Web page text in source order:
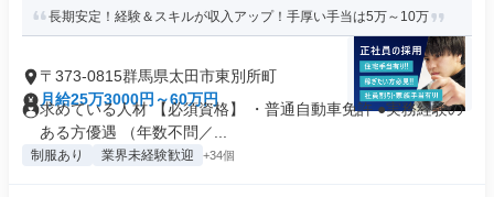
長期安定！経験＆スキルが収入アップ！手厚い手当は5万～10万
〒373-0815群馬県太田市東別所町
月給25万3000円～60万円
求めている人材 【必須資格】 ・普通自動車免許 ●実務経験の
ある方優遇 （年数不問／...
制服あり 業界未経験歓迎 +34個